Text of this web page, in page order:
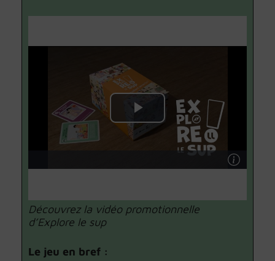
Découvrez la vidéo promotionnelle
d’Explore le sup
Le jeu en bref :